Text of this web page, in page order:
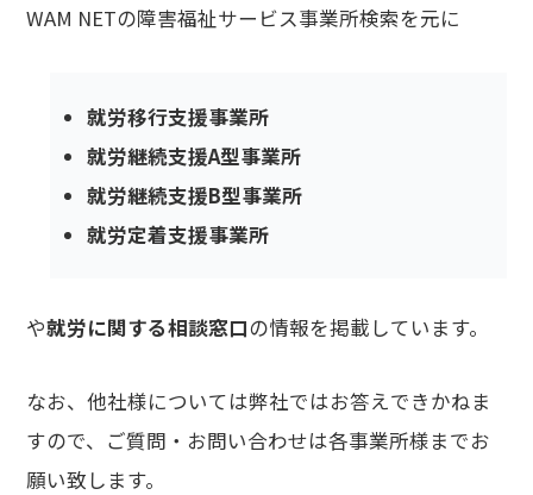
WAM NETの障害福祉サービス事業所検索を元に
就労移行支援事業所
就労継続支援A型事業所
就労継続支援B型事業所
就労定着支援事業所
や就労に関する相談窓口の情報を掲載しています。
なお、他社様については弊社ではお答えできかねま
すので、ご質問・お問い合わせは各事業所様までお
願い致します。